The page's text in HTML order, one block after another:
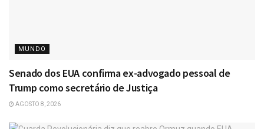
MUNDO
Senado dos EUA confirma ex-advogado pessoal de
Trump como secretário de Justiça
AGOSTO 8, 2026